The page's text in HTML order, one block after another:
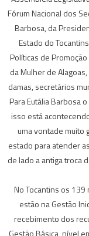
Fórum Nacional dos
Barbosa, da
Estado do
Políticas de
da Mulher de
damas, secretários
Para Eutália Barbosa
isso está
uma vontade muito
estado para atender
de lado a antiga troca
No Tocantins os 139
estão na Gestão
recebimento dos
Gestão Básica, nível